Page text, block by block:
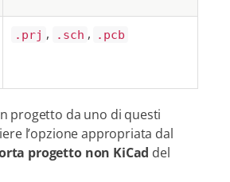
.prj , .sch , .pcb
progetto da uno di questi
l’opzione appropriata dal
progetto non KiCad del